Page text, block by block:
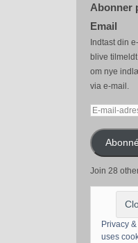
Abonner
Email
Indtast din
blive
om nye
via e-mail.
E-
adresse
Join 28
Privacy
uses